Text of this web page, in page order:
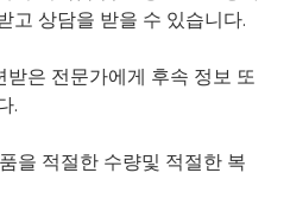
고 상담을 받을 수 있습니다.
받은 전문가에게 후속 정보 또
.
을 적절한 수량및 적절한 복